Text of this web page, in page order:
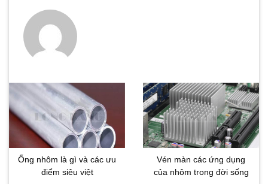
Ống nhôm là gì và các ưu
điểm siêu việt
Vén màn các ứng dụng
của nhôm trong đời sống